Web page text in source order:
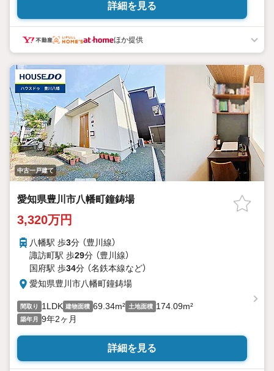
詳細を見る
ほか提供
中古一戸建て
愛知県豊川市八幡町鐘鋳場
3,320万円
八幡駅 歩3分 （豊川線）
諏訪町駅 歩29分 （豊川線）
国府駅 歩34分 （名鉄本線など）
愛知県豊川市八幡町鐘鋳場
間取り 1LDK 建物面積 69.34m² 土地面積 174.09m²
築年月 9年2ヶ月
詳細を見る